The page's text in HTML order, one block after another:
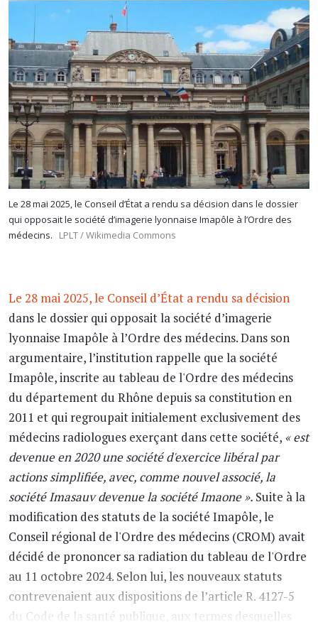
Le 28 mai 2025, le Conseil d’État a rendu sa décision dans le dossier
qui opposait le société d’imagerie lyonnaise Imapôle à l’Ordre des
médecins.
LPLT / Wikimedia Commons
Le 28 mai 2025, le Conseil d’État a rendu sa décision
dans le dossier qui opposait la société d’imagerie
lyonnaise Imapôle à l’Ordre des médecins. Dans son
argumentaire, l’institution rappelle que la société
Imapôle, inscrite au tableau de l'Ordre des médecins
du département du Rhône depuis sa constitution en
2011 et qui regroupait initialement exclusivement des
médecins radiologues exerçant dans cette société, « est
devenue en 2020 une société d'exercice libéral par
actions simplifiée, avec, comme nouvel associé, la
société Imasauv devenue la société Imaone ». Suite à la
modification des statuts de la société Imapôle, le
Conseil régional de l'Ordre des médecins (CROM) avait
décidé de prononcer sa radiation du tableau de l'Ordre
au 11 octobre 2024. Selon lui, les nouveaux statuts
contrevenaient aux dispositions de l’article R. 4127-5
du Code de la santé publique, aux termes desquelles